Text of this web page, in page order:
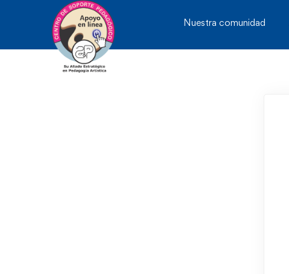
Nuestra comunidad